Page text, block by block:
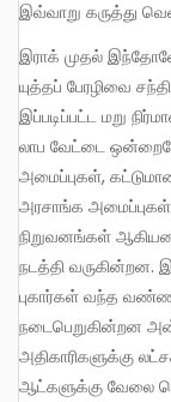
இவ்வாறு கருத்து
இராக் முதல் இந்தோனேஷியாவில் சுனாமி பாதிப்புக்குள்ளான அசே வரை
யுத்தப் பேரழிவை
இப்படிப்பட்ட மறு
லாப வேட்டை
அமைப்புகள்,
அரசாங்க
நிறுவனங்கள்
நடத்தி வருகின்றன.
புகார்கள் வந்த
நடைபெறுகின்றன
அதிகாரிகளுக்கு
ஆட்களுக்கு வேலை